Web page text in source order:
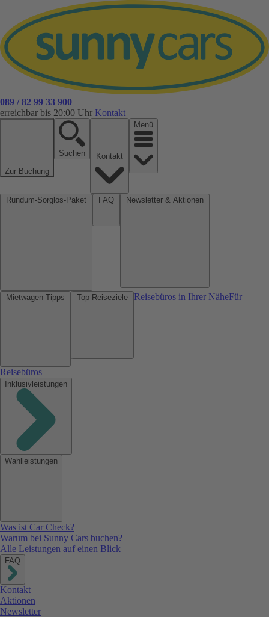
089 / 82 99 33 900
erreichbar bis 20:00 Uhr Kontakt
Zur Buchung
Suchen
Menü
Reisebüros in Ihrer NäheFür
Reisebüros
Inklusivleistungen
Wahlleistungen
Was ist Car Check?
Warum bei Sunny Cars buchen?
Alle Leistungen auf einen Blick
FAQ
Kontakt
Aktionen
Newsletter